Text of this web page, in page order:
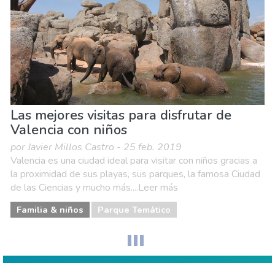
Naturaleza & aire libre
Playas
Las mejores visitas para disfrutar de
Valencia con niños
por Javier Millos Castro - 25 feb. 2019
Valencia es una ciudad ideal para visitar con niños gracias a
la proximidad de sus playas, sus parques, la famosa Ciudad
de las Ciencias y mucho más....Leer más
Familia & niños Parque Temático